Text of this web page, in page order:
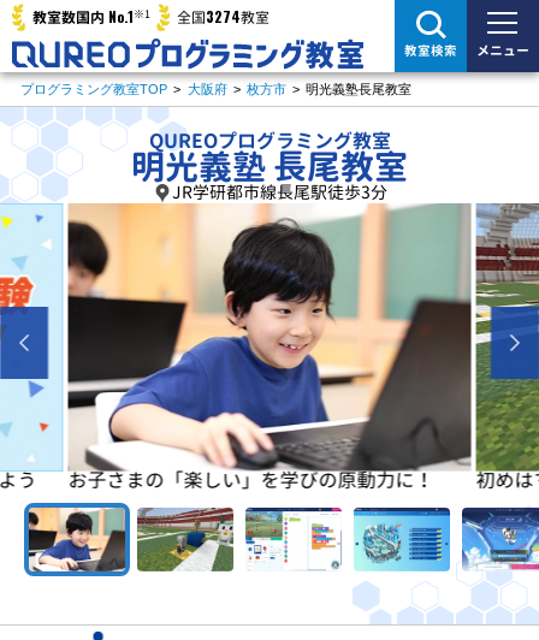
教室数国内 No.1※1 全国3274教室
教室検索 メニュー
プログラミング教室TOP > 大阪府 > 枚方市 > 明光義塾長尾教室
QUREOプログラミング教室
明光義塾 長尾教室
JR学研都市線長尾駅徒歩3分
う お子さまの「楽しい」を学びの原動力に！ 初め